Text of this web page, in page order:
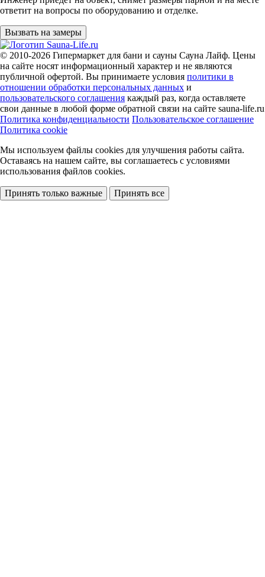
ответит на вопросы по оборудованию и отделке.
Вызвать на замеры
© 2010-2026 Гипермаркет для бани и сауны Сауна Лайф. Цены
на сайте носят информационный характер и не являются
публичной офертой. Вы принимаете условия политики в
отношении обработки персональных данных и
пользовательского соглашения каждый раз, когда оставляете
свои данные в любой форме обратной связи на сайте sauna-life.ru
Политика конфиденциальности Пользовательское соглашение
Политика cookie
Мы используем файлы cookies для улучшения работы сайта.
Оставаясь на нашем сайте, вы соглашаетесь с условиями
использования файлов cookies.
Принять только важные Принять все